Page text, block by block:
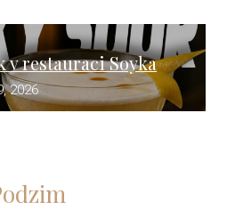
v restauraci Soyka
2026